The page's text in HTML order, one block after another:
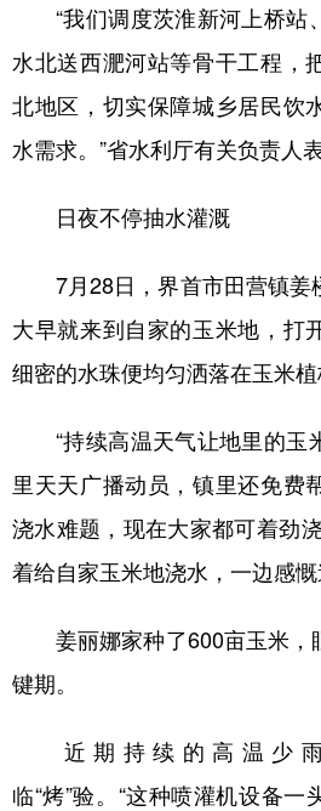
“我们调度茨淮新河上桥站
水北送西淝河站等骨干工程，
北地区，切实保障城乡居民饮
水需求。”省水利厅有关负责人表
日夜不停抽水灌溉
7月28日，界首市田营镇姜
大早就来到自家的玉米地，打
细密的水珠便均匀洒落在玉米植
“持续高温天气让地里的玉
里天天广播动员，镇里还免费
浇水难题，现在大家都可着劲
着给自家玉米地浇水，一边感慨
姜丽娜家种了600亩玉米，
键期。
近期持续的高温少
临“烤”验。“这种喷灌机设备